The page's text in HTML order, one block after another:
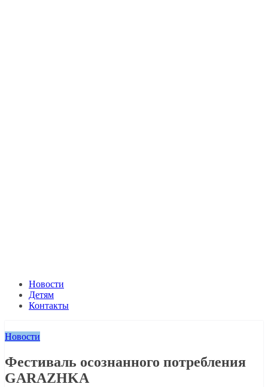
Новости
Детям
Контакты
Новости
Фестиваль осознанного потребления
GARAZHKA